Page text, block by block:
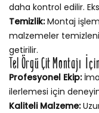
daha kontrol edilir.
Temizlik:Montaj
malzemeler
getirilir.
Tel Örgü Çit Montajı
Profesyonel Ekip:
ilerlemesi için
Kaliteli Malzeme: